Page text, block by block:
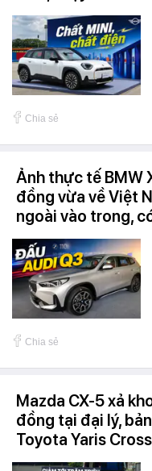
Chia sẻ
Ảnh thực tế BMW
đồng vừa về Việt
ngoài vào trong,
Chia sẻ
Mazda CX-5 xả
đồng tại đại lý,
Toyota Yaris Cross